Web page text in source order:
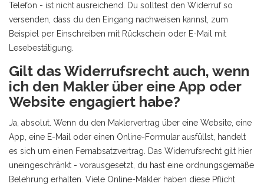
Telefon - ist nicht ausreichend. Du solltest den Widerruf so
versenden, dass du den Eingang nachweisen kannst, zum
Beispiel per Einschreiben mit Rückschein oder E-Mail mit
Lesebestätigung.
Gilt das Widerrufsrecht auch, wenn
ich den Makler über eine App oder
Website engagiert habe?
Ja, absolut. Wenn du den Maklervertrag über eine Website, eine
App, eine E-Mail oder einen Online-Formular ausfüllst, handelt
es sich um einen Fernabsatzvertrag. Das Widerrufsrecht gilt hier
uneingeschränkt - vorausgesetzt, du hast eine ordnungsgemäße
Belehrung erhalten. Viele Online-Makler haben diese Pflicht